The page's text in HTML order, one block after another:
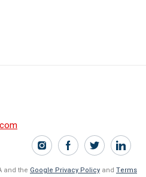
and the Google Privacy Policy and Terms